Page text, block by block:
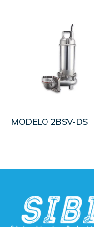
MODELO 2BSV-DS